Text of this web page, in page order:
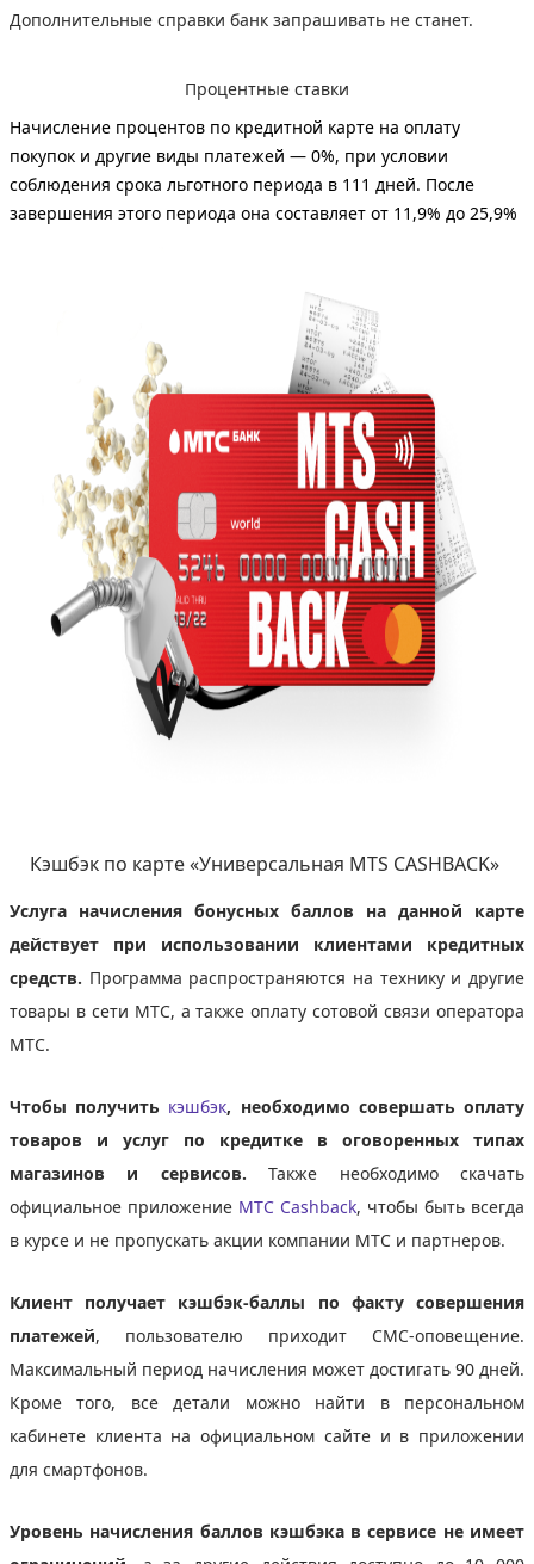
Дополнительные справки банк запрашивать не станет.
Процентные ставки
Начисление процентов по кредитной карте на оплату
покупок и другие виды платежей — 0%, при условии
соблюдения срока льготного периода в 111 дней. После
завершения этого периода она составляет от 11,9% до 25,9%
Кэшбэк по карте «Универсальная MTS CASHBACK»
Услуга начисления бонусных баллов на данной карте
действует при использовании клиентами кредитных
средств. Программа распространяются на технику и другие
товары в сети МТС, а также оплату сотовой связи оператора
МТС.
Чтобы получить кэшбэк, необходимо совершать оплату
товаров и услуг по кредитке в оговоренных типах
магазинов и сервисов. Также необходимо скачать
официальное приложение МТС Cashback, чтобы быть всегда
в курсе и не пропускать акции компании МТС и партнеров.
Клиент получает кэшбэк-баллы по факту совершения
платежей, пользователю приходит СМС-оповещение.
Максимальный период начисления может достигать 90 дней.
Кроме того, все детали можно найти в персональном
кабинете клиента на официальном сайте и в приложении
для смартфонов.
Уровень начисления баллов кэшбэка в сервисе не имеет